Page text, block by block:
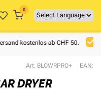
0
kostenlos ab CHF 50.-
Art: BLOWRPRO+ EAN:
DRYER